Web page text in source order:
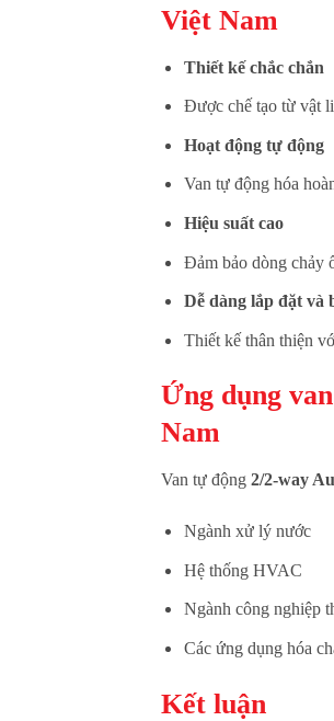
Việt Nam
Thiết kế chắc chắn
Được chế tạo từ vật
Hoạt động tự động
Van tự động hóa
Hiệu suất cao
Đảm bảo dòng chảy
Dễ dàng lắp đặt và
Thiết kế thân thiện
Ứng dụng
Nam
Van tự động 2/2-way
Ngành xử lý nước
Hệ thống HVAC
Ngành công nghiệp
Các ứng dụng hóa
Kết luận